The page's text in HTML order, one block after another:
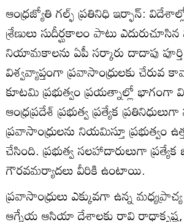
ఆంధ్రజ్యోతి గల్ఫ్ ప్రతినిధి ఇర్ఫాన్:
శ్రేణులు సుదీర్ఘకాలం పాటు
నియామకాలను ఏపీ సర్కారు దాదాపు
విశ్వవ్యాప్తంగా ప్రవాసాంధ్రులకు చేరువ
కూటమి ప్రభుత్వం ప్రయత్నాల్లో భాగంగా
ఆంధ్రప్రదేశ్ ప్రభుత్వ ప్రత్యేక ప్రతినిధులుగా
ప్రవాసాంధ్రులను నియమిస్తూ ప్రభుత్వం
చేసింది. ప్రభుత్వ సలహాదారులుగా
గౌరవమర్యాదలు వీరికి ఉంటాయి.
ప్రవాసాంధ్రులు ఎక్కువగా ఉన్న
ఆగ్నేయ ఆసియా దేశాలకు రావి